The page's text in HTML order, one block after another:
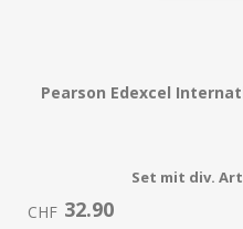
Pearson Edexcel
Set mit div.
CHF 32.90